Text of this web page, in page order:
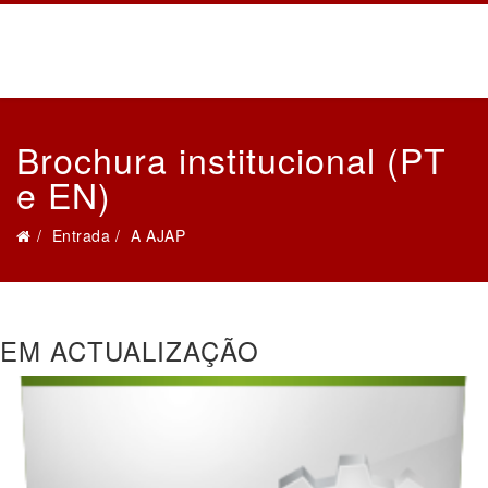
Brochura institucional (PT
e EN)
Entrada A AJAP
EM ACTUALIZAÇÃO